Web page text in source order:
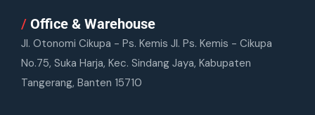
/ Office & Warehouse
Jl. Otonomi Cikupa - Ps. Kemis Jl. Ps. Kemis - Cikupa
No.75, Suka Harja, Kec. Sindang Jaya, Kabupaten
Tangerang, Banten 15710